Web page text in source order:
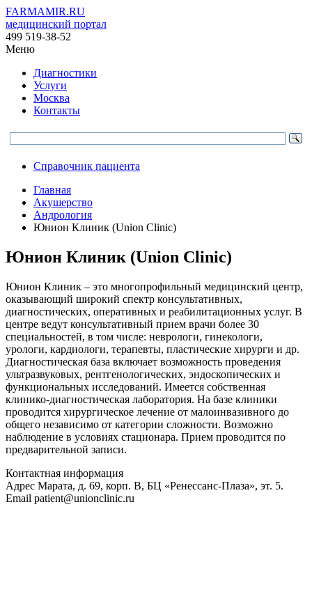
FARMAMIR.RU
медицинский портал
499 519-38-52
Меню
Диагностики
Услуги
Москва
Контакты
Справочник пациента
Главная
Акушерство
Андрология
Юнион Клиник (Union Clinic)
Юнион Клиник (Union Clinic)
Юнион Клиник – это многопрофильный медицинский центр,
оказывающий широкий спектр консультативных,
диагностических, оперативных и реабилитационных услуг. В
центре ведут консультативный прием врачи более 30
специальностей, в том числе: неврологи, гинекологи,
урологи, кардиологи, терапевты, пластические хирурги и др.
Диагностическая база включает возможность проведения
ультразвуковых, рентгенологических, эндоскопических и
функциональных исследований. Имеется собственная
клинико-диагностическая лаборатория. На базе клиники
проводится хирургическое лечение от малоинвазивного до
общего независимо от категории сложности. Возможно
наблюдение в условиях стационара. Прием проводится по
предварительной записи.
Контактная информация
Адрес Марата, д. 69, корп. В, БЦ «Ренессанс-Плаза», эт. 5.
Email patient@unionclinic.ru